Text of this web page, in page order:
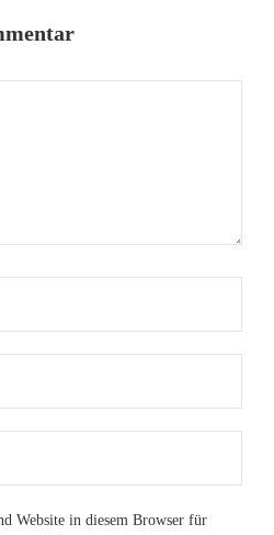
Website in diesem Browser für